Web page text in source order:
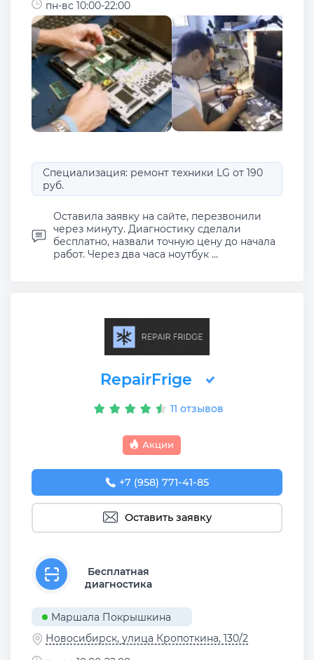
пн-вс 10:00-22:00
Специализация: ремонт техники LG от 190
руб.
Оставила заявку на сайте, перезвонили
через минуту. Диагностику сделали
бесплатно, назвали точную цену до начала
работ. Через два часа ноутбук ...
RepairFrige
11 отзывов
Акции
+7 (958) 771-41-85
Оставить заявку
Бесплатная
диагностика
Маршала Покрышкина
Новосибирск, улица Кропоткина, 130/2